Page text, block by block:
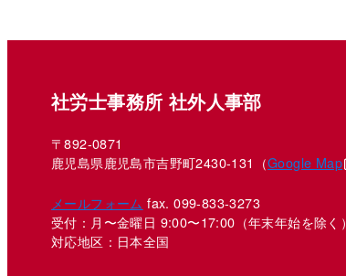
社労士事務所 社外人事部
〒892-0871
鹿児島県鹿児島市吉野町2430-131（Google Map
メールフォーム fax. 099-833-3273
受付：月〜金曜日 9:00〜17:00 （年末年始を除く）
対応地区：日本全国